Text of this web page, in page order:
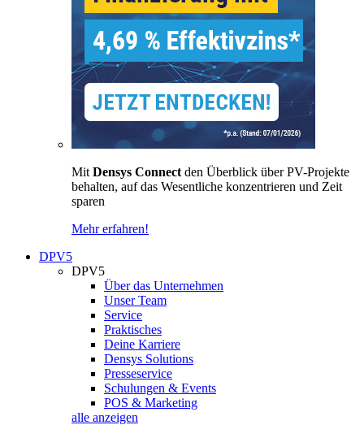
Mit Densys Connect den Überblick über PV-Projekte
behalten, auf das Wesentliche konzentrieren und Zeit
sparen
Mehr erfahren!
DPV5
DPV5
Über das Unternehmen
Unser Team
Service
Praktisches
Deine Karriere
Densys Solutions
Presseservice
Schulungen & Events
POS & Marketing
alle anzeigen